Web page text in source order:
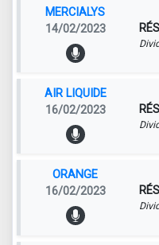
MERCIALYS
14/02/2023
AIR LIQUIDE
16/02/2023
ORANGE
16/02/2023